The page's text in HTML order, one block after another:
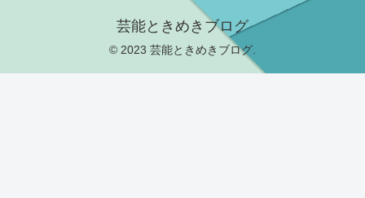
芸能ときめきブログ
© 2023 芸能ときめきブログ.